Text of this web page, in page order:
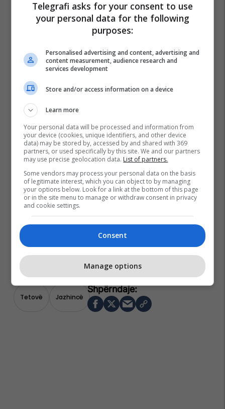
Tetovë Jazhincë
Telegrafi asks for your consent to use
your personal data for the following
purposes:
Personalised advertising and content, advertising and
content measurement, audience research and
services development
Store and/or access information on a device
Learn more
Your personal data will be processed and information from
your device (cookies, unique identifiers, and other device
data) may be stored by, accessed by and shared with 369
partners, or used specifically by this site. We and our partners
may use precise geolocation data. List of partners.
Some vendors may process your personal data on the basis
of legitimate interest, which you can object to by managing
your options below. Look for a link at the bottom of this page
or in the site menu to manage or withdraw consent in privacy
and cookie settings.
Consent
Manage options